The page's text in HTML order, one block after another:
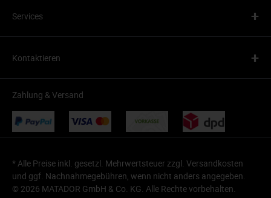
Services +
Kontaktieren +
Zahlung & Versand
* Alle Preise inkl. gesetzl. Mehrwertsteuer zzgl. Versandkosten
und ggf. Nachnahmegebühren, wenn nicht anders angegeben.
© 2026 MATADOR GmbH & Co. KG. Alle Rechte vorbehalten.